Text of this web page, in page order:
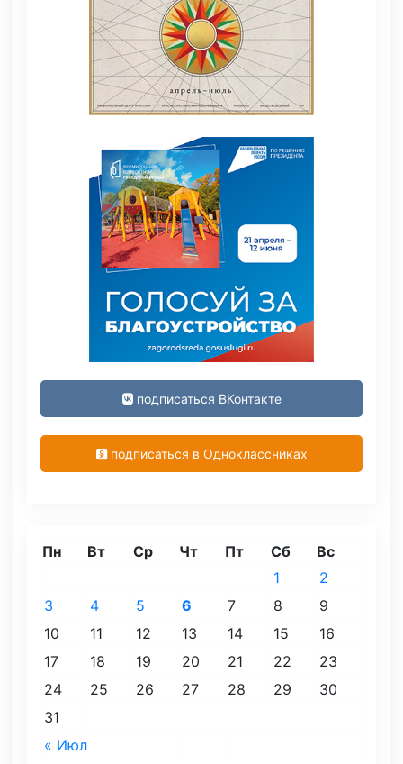
подписаться ВКонтакте
подписаться в Одноклассниках
Пн Вт Ср Чт Пт Сб Вс
« Июл
1
2
3
4 5 6 7 8
9
10
11 12 13 14 15
16
17
18 19 20 21 22
23
24
25 26 27 28 29
30
31